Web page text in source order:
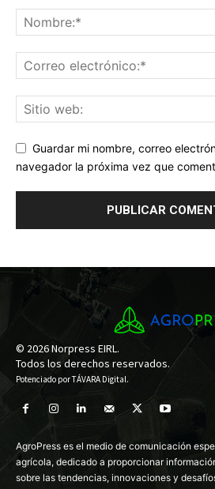
Guardar mi nombre, correo
navegador la próxima vez que
© 2026 Norpress EIRL.
Todos los derechos reservados.
Potenciado porTÁVARA Digital.
AgroPress es el medio de comunicación
agrícola, dedicado a proporcionar
sobre las tendencias, innovaciones y